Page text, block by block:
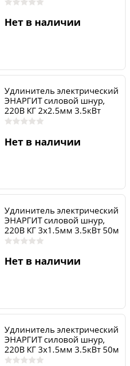
Нет в наличии
Удлинитель электрический
ЭНАРГИТ силовой шнур,
220В КГ 2х2.5мм 3.5кВт
до5кВт 20м 1роз. ip44 23А
Нет в наличии
Удлинитель электрический
ЭНАРГИТ силовой шнур,
220В КГ 3х1.5мм 3.5кВт 50м
1роз ip44 16А КГ315-50-1
Нет в наличии
Удлинитель электрический
ЭНАРГИТ силовой шнур,
220В КГ 3х1.5мм 3.5кВт 50м
3роз. ip44 16А КГ315-50-3